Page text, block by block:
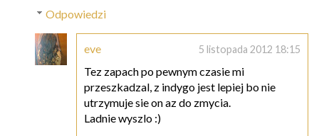
Odpowiedzi
eve 5 listopada 2012 18:15
Tez zapach po pewnym czasie mi
przeszkadzal, z indygo jest lepiej bo nie
utrzymuje sie on az do zmycia.
Ladnie wyszlo :)